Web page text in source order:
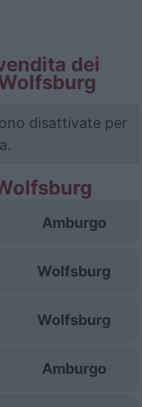
dei
disattivate per
Amburgo
Wolfsburg
Wolfsburg
Amburgo